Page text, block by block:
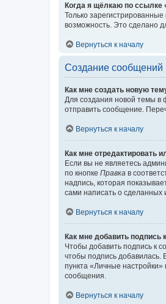
Когда я щёлкаю по ссылке
Только
возможность. Это сделано
Вернуться к началу
Создание сообщений
Как мне создать новую
Для создания новой темы в
отправить сообщение.
Вернуться к началу
Как мне отредактировать
Если вы не являетесь
по кнопке Правка в
надпись, которая
сами написать о сделанных
Вернуться к началу
Как мне добавить подпись
Чтобы добавить подпись к
чтобы подпись
пункта «Личные
сообщения.
Вернуться к началу